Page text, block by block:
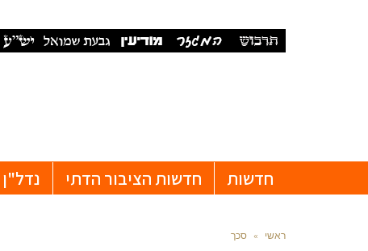
חדשות חדשות הציבור הדתי נדל"ן
ראשי » סכך